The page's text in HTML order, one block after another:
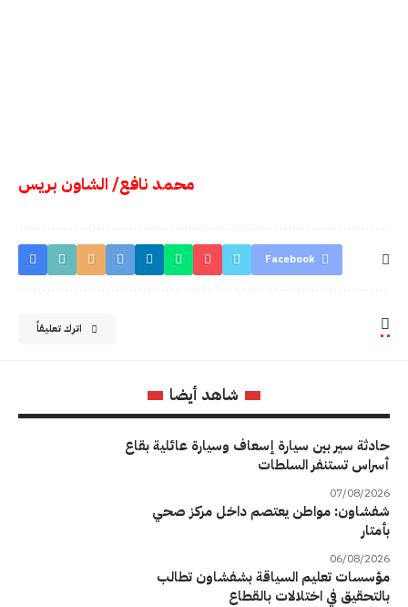
محمد نافع/ الشاون بريس
Facebook
اترك تعليقاً
شاهد أيضا
حادثة سير بين سيارة إسعاف وسيارة عائلية بقاع
أسراس تستنفر السلطات
07/08/2026
شفشاون: مواطن يعتصم داخل مركز صحي
بأمتار
06/08/2026
مؤسسات تعليم السياقة بشفشاون تطالب
بالتحقيق في اختلالات بالقطاع